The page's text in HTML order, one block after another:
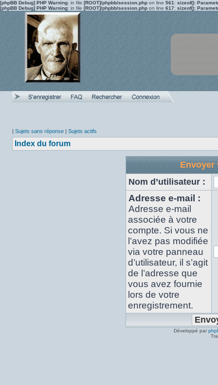
[phpBB Debug] PHP Warning: in file [ROOT]/phpbb/session.php on line 561 : sizeof():
[phpBB Debug] PHP Warning: in file [ROOT]/phpbb/session.php on line 617: sizeof():
| Sujets sans réponse | Sujets actifs
Index du forum
Envoyer
Nom d’utilisateur :
Adresse e-mail :
Adresse e-mail
associée à votre
compte. Si vous ne
l’avez pas modifiée
via votre panneau
d’utilisateur, il s’agit
de l’adresse que
vous avez fournie
lors de votre
enregistrement.
Développé par